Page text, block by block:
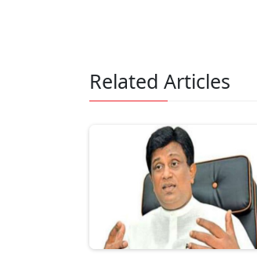
Related Articles